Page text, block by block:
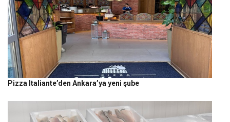
Pizza Italiante’den Ankara’ya yeni şube